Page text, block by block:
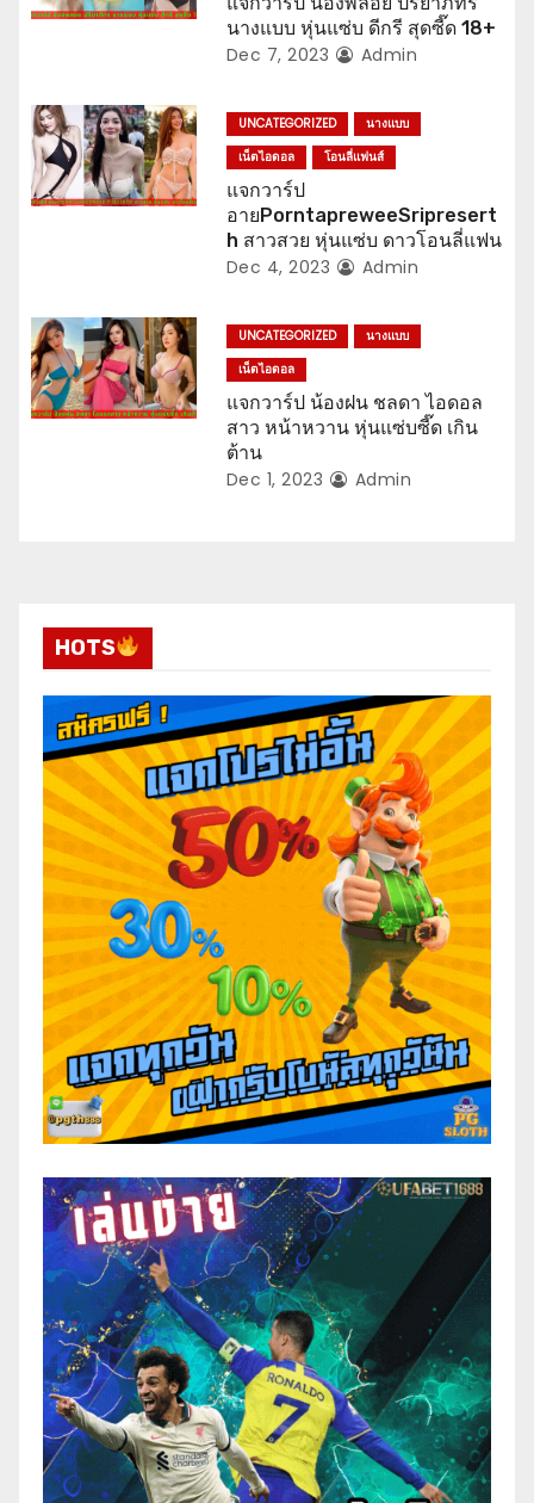
o
นางแบบ หุ่นแซ่บ ดีกรี สุดซี๊ด 18+
Dec 7, 2023 Admin
UNCATEGORIZED
นางแบบ
เน็ตไอดอล
โอนลี่แฟนส์
แจกวาร์ป
อายPorntapreweeSripresert
h สาวสวย หุ่นแซ่บ ดาวโอนลี่แฟน
Dec 4, 2023 Admin
UNCATEGORIZED
นางแบบ
เน็ตไอดอล
แจกวาร์ป น้องฝน ชลดา ไอดอล
สาว หน้าหวาน หุ่นแซ่บซี๊ด เกิน
ต้าน
Dec 1, 2023 Admin
HOTS